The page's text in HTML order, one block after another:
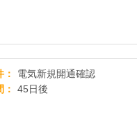
電気新規開通確認
45日後